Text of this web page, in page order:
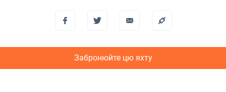
Забронюйте цю яхту